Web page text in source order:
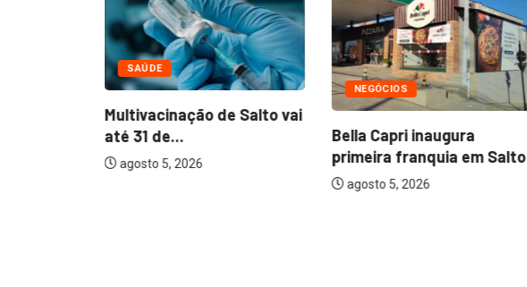
SAÚDE
Multivacinação de Salto vai
até 31 de...
agosto 5, 2026
NEGÓCIOS
Bella Capri inaugura
primeira franquia em Salto
agosto 5, 2026